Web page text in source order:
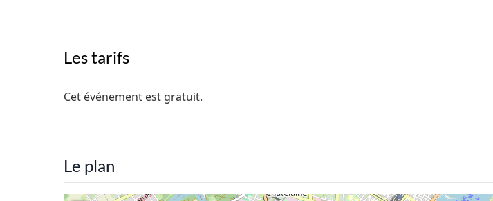
Les tarifs
Cet événement est gratuit.
Le plan